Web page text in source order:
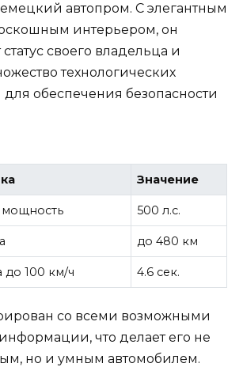
автопром. С элегантным
интерьером, он
своего владельца и
технологических
обеспечения безопасности
Значение
мощность 500 л.с.
до 480 км
до 100 км/ч 4.6 сек.
со всеми возможными
что делает его не
но и умным автомобилем.